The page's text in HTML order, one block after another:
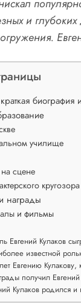
и глубоких
биография
училище
сцене
кругозора
награды
и фильмы
Евгений Кулаков
известной
Евгению
получил
Кулаков родился и